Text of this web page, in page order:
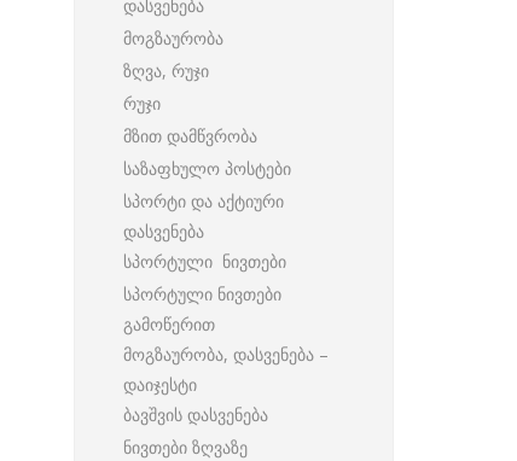
დასვენება
მოგზაურობა
ზღვა, რუჯი
რუჯი
მზით დამწვრობა
საზაფხულო პოსტები
სპორტი და აქტიური
დასვენება
სპორტული ნივთები
სპორტული ნივთები
გამოწერით
მოგზაურობა, დასვენება –
დაიჯესტი
ბავშვის დასვენება
ნივთები ზღვაზე